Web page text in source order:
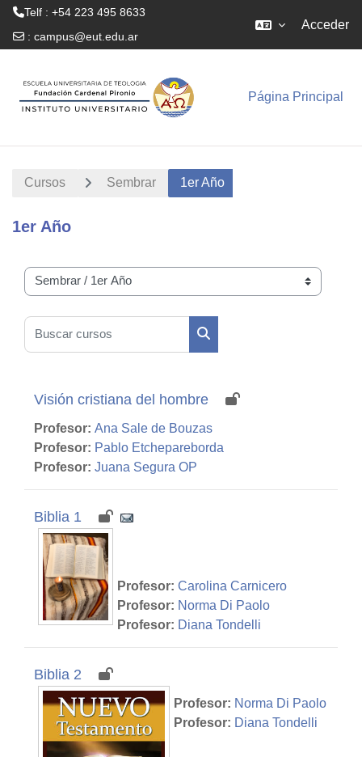
Telf : +54 223 495 8633
: campus@eut.edu.ar
Acceder
Página Principal
Cursos Sembrar 1er Año
1er Año
Categorías
Buscar cursos
Buscar cursos
Visión cristiana del hombre
Profesor: Ana Sale de Bouzas
Profesor: Pablo Etchepareborda
Profesor: Juana Segura OP
Biblia 1
Profesor: Carolina Carnicero
Profesor: Norma Di Paolo
Profesor: Diana Tondelli
Biblia 2
Profesor: Norma Di Paolo
Profesor: Diana Tondelli